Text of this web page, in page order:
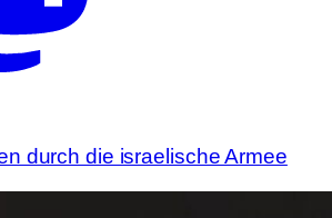
durch die israelische Armee